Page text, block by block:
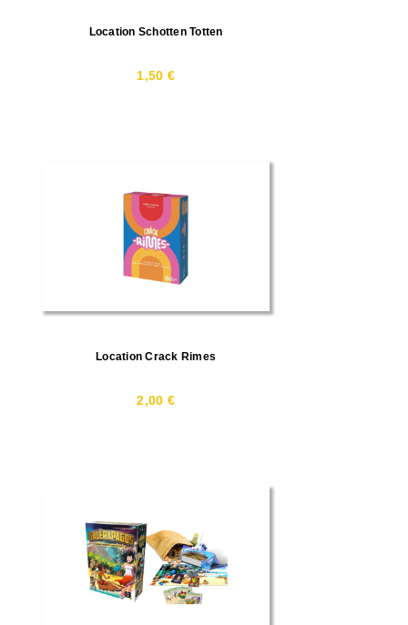
Location Schotten Totten
1,50 €
Location Crack Rimes
2,00 €